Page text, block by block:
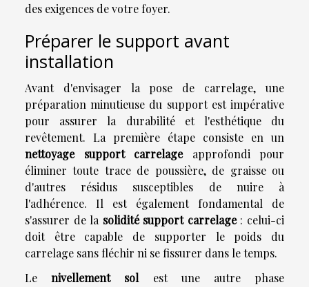
des exigences de votre foyer.
Préparer le support avant
installation
Avant d'envisager la pose de carrelage, une
préparation minutieuse du support est impérative
pour assurer la durabilité et l'esthétique du
revêtement. La première étape consiste en un
nettoyage support carrelageapprofondi pour
éliminer toute trace de poussière, de graisse ou
d'autres résidus susceptibles de nuire à
l'adhérence. Il est également fondamental de
s'assurer de la solidité support carrelage: celui-ci
doit être capable de supporter le poids du
carrelage sans fléchir ni se fissurer dans le temps.
Lenivellement sol est une autre phase